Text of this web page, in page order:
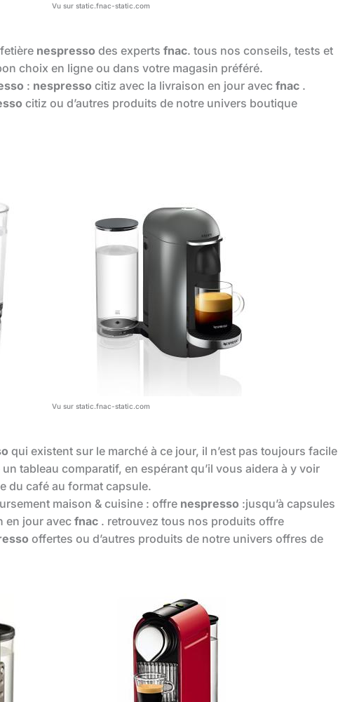
Vu sur static.fnac-static.com
nespresso des experts fnac. tous nos conseils, tests et
choix en ligne ou dans votre magasin préféré.
: nespresso citiz avec la livraison en jour avec fnac .
citiz ou d’autres produits de notre univers boutique
Vu sur static.fnac-static.com
qui existent sur le marché à ce jour, il n’est pas toujours facile
tableau comparatif, en espérant qu’il vous aidera à y voir
du café au format capsule.
maison & cuisine : offre nespresso :jusqu’à capsules
en jour avecfnac . retrouvez tous nos produits offre
offertes ou d’autres produits de notre univers offres de